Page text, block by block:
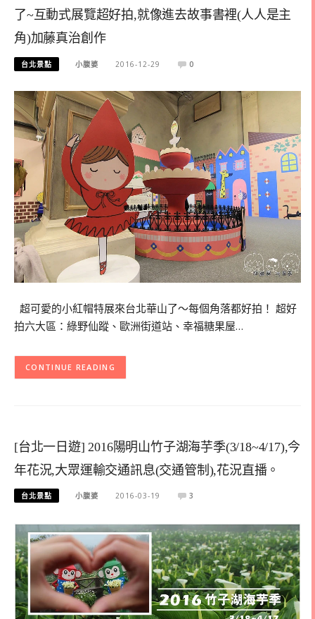
了~互動式展覽超好拍,就像進去故事書裡(人人是主
角)加藤真治創作
台北景點 小腹婆 2016-12-29 0
超可愛的小紅帽特展來台北華山了～每個角落都好拍！ 超好
拍六大區：綠野仙蹤、歐洲街道站、幸福糖果屋…
CONTINUE READING
[台北一日遊] 2016陽明山竹子湖海芋季(3/18~4/17),今
年花況,大眾運輸交通訊息(交通管制),花況直播。
台北景點 小腹婆 2016-03-19 3